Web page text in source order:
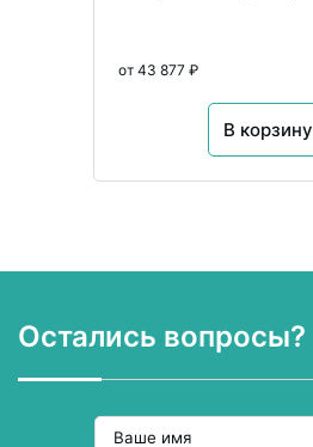
от 43 877 ₽
В корзину
Остались вопросы?